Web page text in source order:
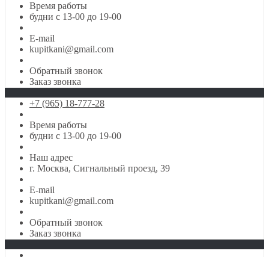
Время работы
будни с 13-00 до 19-00
E-mail
kupitkani@gmail.com
Обратный звонок
Заказ звонка
+7 (965) 18-777-28
Время работы
будни с 13-00 до 19-00
Наш адрес
г. Москва, Сигнальный проезд, 39
E-mail
kupitkani@gmail.com
Обратный звонок
Заказ звонка